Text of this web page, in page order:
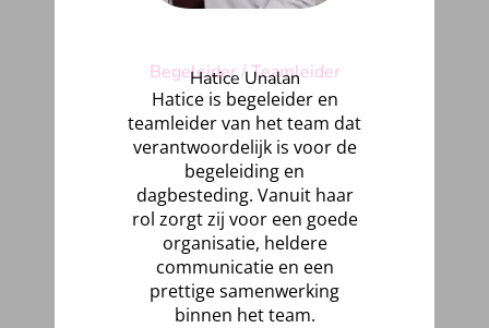
Begeleider / Teamleider
Hatice Unalan
Hatice is begeleider en
teamleider van het team dat
verantwoordelijk is voor de
begeleiding en
dagbesteding. Vanuit haar
rol zorgt zij voor een goede
organisatie, heldere
communicatie en een
prettige samenwerking
binnen het team.